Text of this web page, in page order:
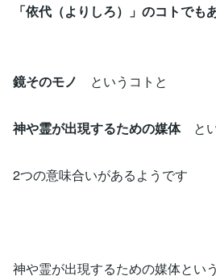
「依代（よりしろ）」のコトでも
鏡そのモノ というコトと
神や霊が出現するための媒体と
2つの意味合いがあるようです
神や霊が出現するための媒体とい